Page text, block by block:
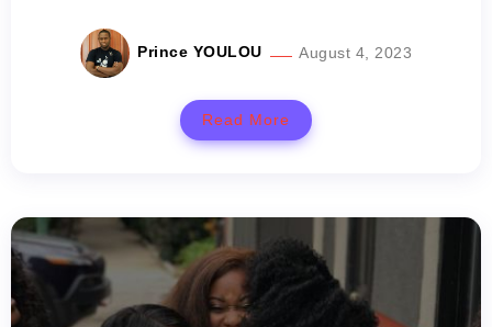
Prince YOULOU August 4, 2023
Read More